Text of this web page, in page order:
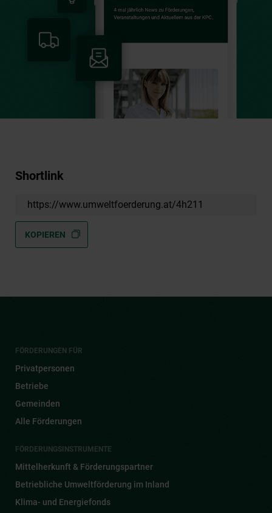
Shortlink
https://www.umweltfoerderung.at/4h211
KOPIEREN
FÖRDERUNGEN FÜR
Privatpersonen
Betriebe
Gemeinden
Alle Förderungen
FÖRDERUNGSINSTRUMENTE
Mittelherkunft & Förderungspartner
Betriebliche Umweltförderung im Inland
Klima- und Energiefonds